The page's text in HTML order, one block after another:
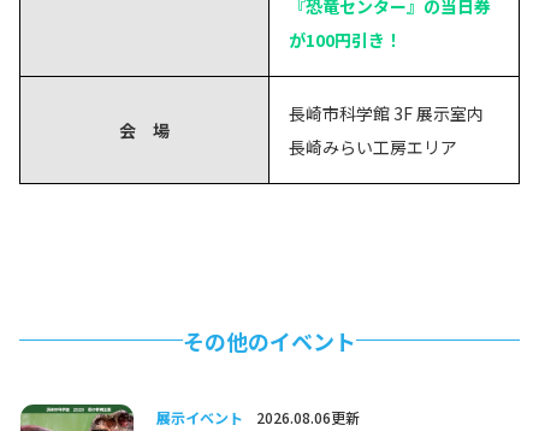
『恐竜センター』の当日券
が100円引き！
会 場
長崎市科学館 3F 展示室内
長崎みらい工房エリア
その他のイベント
展示イベント 2026.08.06更新